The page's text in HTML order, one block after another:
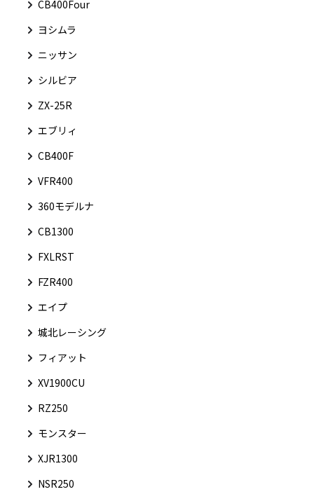
CB400Four
ヨシムラ
ニッサン
シルビア
ZX-25R
エブリィ
CB400F
VFR400
360モデルナ
CB1300
FXLRST
FZR400
エイプ
城北レーシング
フィアット
XV1900CU
RZ250
モンスター
XJR1300
NSR250